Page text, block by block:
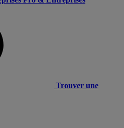
Trouver une